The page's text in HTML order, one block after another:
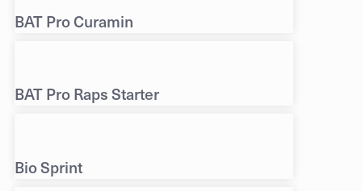
BAT Pro Curamin
BAT Pro Raps Starter
Bio Sprint